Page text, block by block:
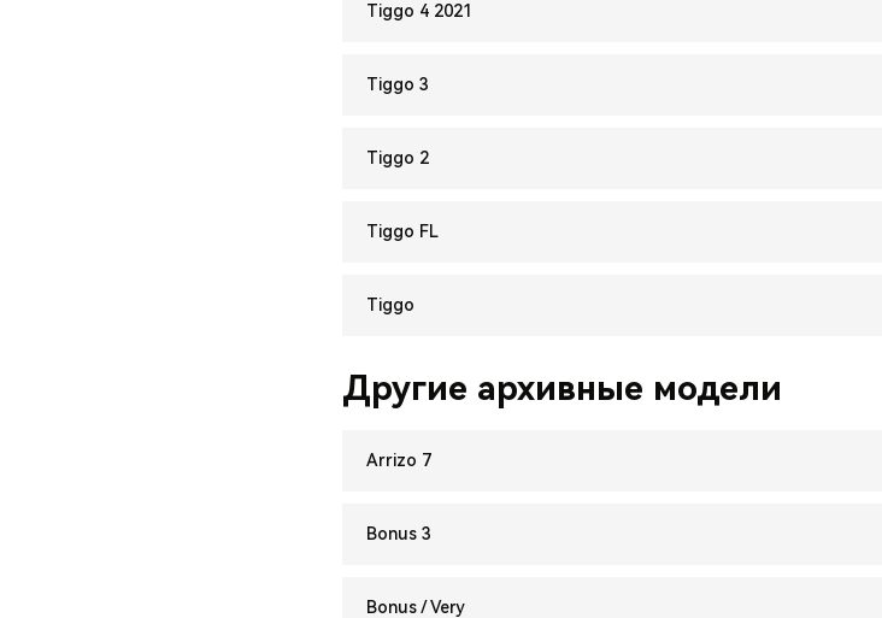
Tiggo 4 2021
Tiggo 3
Tiggo 2
Tiggo FL
Tiggo
Другие архивные модели
Arrizo 7
Bonus 3
Bonus / Very